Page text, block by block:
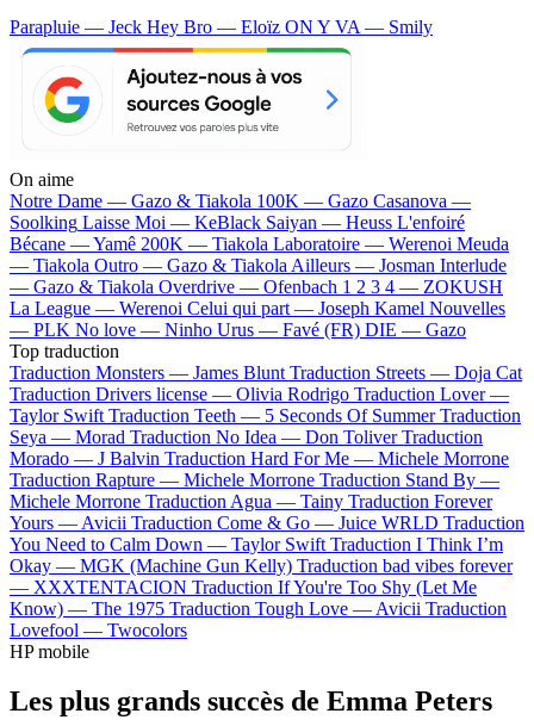
Parapluie — Jeck Hey Bro — Eloïz ON Y VA — Smily
On aime
Notre Dame — Gazo & Tiakola 100K — Gazo Casanova —
Soolking Laisse Moi — KeBlack Saiyan — Heuss L'enfoiré
Bécane —Yamê 200K — Tiakola Laboratoire — Werenoi Meuda
— Tiakola Outro — Gazo & Tiakola Ailleurs — Josman Interlude
— Gazo & Tiakola Overdrive — Ofenbach 1 2 3 4 — ZOKUSH
La League — Werenoi Celui qui part — Joseph Kamel Nouvelles
— PLK No love — Ninho Urus — Favé (FR) DIE — Gazo
Top traduction
Traduction Monsters — James Blunt Traduction Streets — Doja Cat
Traduction Drivers license — Olivia Rodrigo Traduction Lover —
Taylor Swift Traduction Teeth — 5 Seconds Of Summer Traduction
Seya — Morad Traduction No Idea — Don Toliver Traduction
Morado — J Balvin Traduction Hard For Me — Michele Morrone
Traduction Rapture — Michele Morrone Traduction Stand By —
Michele Morrone Traduction Agua — Tainy Traduction Forever
Yours — Avicii Traduction Come & Go — Juice WRLD Traduction
You Need to Calm Down — Taylor Swift Traduction I Think I’m
Okay — MGK (Machine Gun Kelly) Traduction bad vibes forever
— XXXTENTACION Traduction If You're Too Shy (Let Me
Know) — The 1975 Traduction Tough Love — Avicii Traduction
Lovefool — Twocolors
HP mobile
Les plus grands succès de Emma Peters